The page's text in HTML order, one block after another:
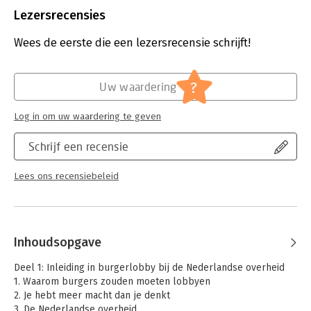
Uitgever:
Verschijningsdatum:
18-9-2023
Mens en maatschappij
Lezersrecensies
Wees de eerste die een lezersrecensie schrijft!
Schrijf een recensie
Lees ons recensiebeleid
Uw waardering ?
Log in om uw waardering te geven
Inhoudsopgave
Deel 1: Inleiding in burgerlobby bij de Nederlandse overheid
1. Waarom burgers zouden moeten lobbyen
2. Je hebt meer macht dan je denkt